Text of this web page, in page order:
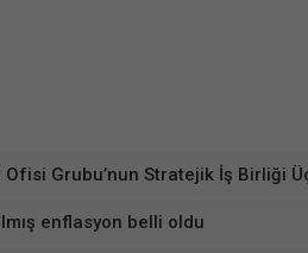
Grubu’nun Stratejik İş Birliği
enflasyon belli oldu